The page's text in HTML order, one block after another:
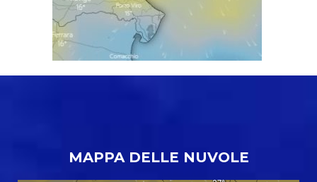
MAPPA DELLE NUVOLE